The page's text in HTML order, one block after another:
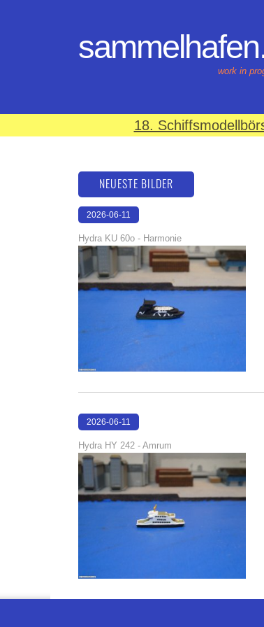
work in
18.
NEUESTE BILDER
2026-06-11
Hydra KU 60o - Harmonie
2026-06-11
Hydra HY 242 - Amrum